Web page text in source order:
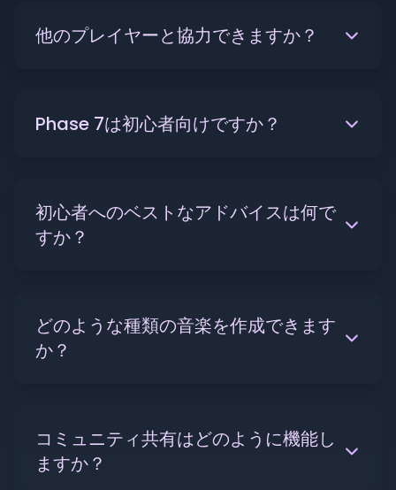
他のプレイヤーと協力できますか？
Phase 7は初心者向けですか？
初心者へのベストなアドバイスは何で
すか？
どのような種類の音楽を作成できます
か？
コミュニティ共有はどのように機能し
ますか？